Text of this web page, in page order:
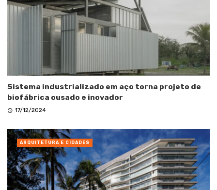
Sistema industrializado em aço torna projeto de
biofábrica ousado e inovador
17/12/2024
ARQUITETURA E CIDADES